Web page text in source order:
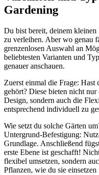
Gardening
Du bist bereit, deinem
zu verleihen. Aber wo genau
grenzenlosen Auswahl an
beliebtesten Varianten und
genauer anschauen.
Zuerst einmal die Frage:
gehört? Diese bieten nicht
Design, sondern auch die
entsprechend individuell zu
Wie setzt du solche Gärten
Untergrund-Befestigung:
Grundlage. Anschließend
erste Ebene ist geschafft!
flexibel umsetzen, sondern
Pflanzen, wie du sie einsetzen